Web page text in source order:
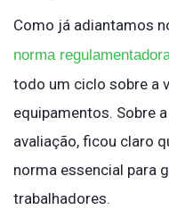
Como já adiantamos
norma
todo um ciclo sobre a
equipamentos. Sobre
avaliação, ficou claro
norma essencial para
trabalhadores.